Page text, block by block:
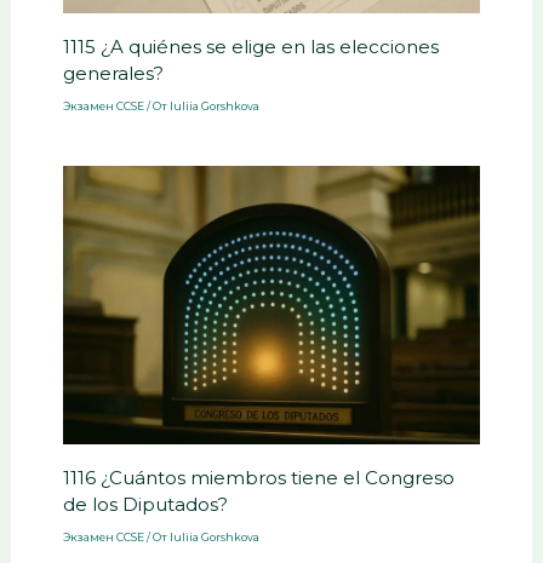
1115 ¿A quiénes se elige en las elecciones
generales?
Экзамен CCSE/ От Iuliia Gorshkova
1116 ¿Cuántos miembros tiene el Congreso
de los Diputados?
Экзамен CCSE/ От Iuliia Gorshkova